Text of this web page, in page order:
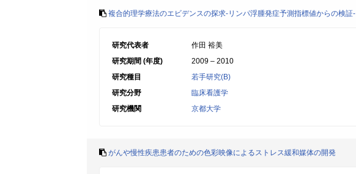
複合的理学療法のエビデンスの探求-リンパ浮腫発症予測指標値からの検証-
研究代表者
作田 裕美
研究期間 (年度)
2009 – 2010
研究種目
若手研究(B)
研究分野
臨床看護学
研究機関
京都大学
がんや慢性疾患患者のための色彩映像によるストレス緩和媒体の開発